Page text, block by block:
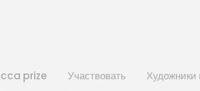
prize Участвовать Художники